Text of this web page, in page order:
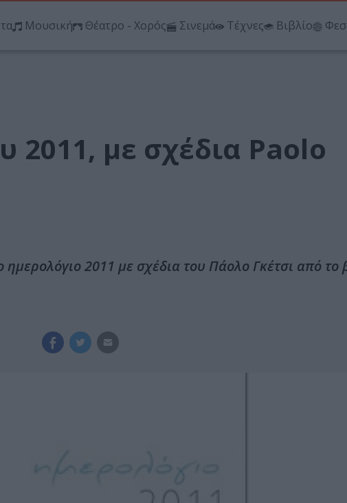
Μουσική Θέατρο - Χορός Σινεμά Τέχνες Βιβλίο
2011, με σχέδια Paolo
2011 με σχέδια του Πάολο Γκέτσι από το